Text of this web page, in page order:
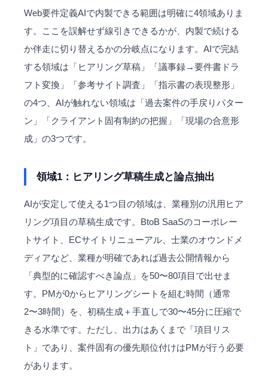
Web要件定義AIで内製できる範囲は明確に4領域ありま
す。ここを誤解せず線引きできるかが、内製で続ける
か伴走に切り替えるかの分岐点になります。AIで完結
する領域は「ヒアリング草稿」「議事録→要件書ドラ
フト変換」「参考サイト調査」「指示書の表現整形」
の4つ、AIが触れない領域は「過去案件の手戻りパター
ン」「クライアント固有制約の把握」「現場の合意形
成」の3つです。
領域1：ヒアリング草稿生成と論点抽出
AIが安定して使える1つ目の領域は、業種別の汎用ヒア
リング項目の草稿生成です。BtoB SaaSのコーポレー
トサイト、ECサイトリニューアル、士業のオウンドメ
ディアなど、業種が明確であれば過去公開情報から
「典型的に確認すべき論点」を50〜80項目で出せま
す。PMが0からヒアリングシートを組む時間（通常
2〜3時間）を、初稿生成＋手直しで30〜45分に圧縮で
きる水準です。ただし、出力はあくまで「項目リス
ト」であり、案件固有の優先順位付けはPMが行う必要
があります。